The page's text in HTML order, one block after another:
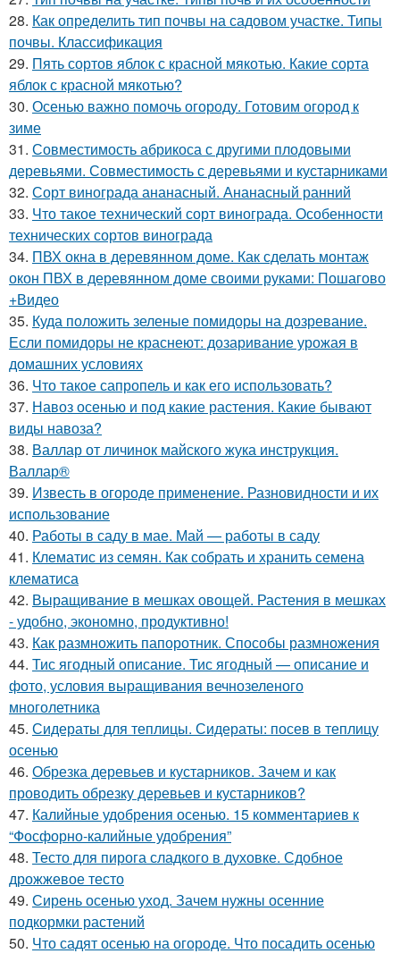
28. Как определить тип почвы на садовом участке. Типы
почвы. Классификация
29. Пять сортов яблок с красной мякотью. Какие сорта
яблок с красной мякотью?
30. Осенью важно помочь огороду. Готовим огород к
зиме
31. Совместимость абрикоса с другими плодовыми
деревьями. Совместимость с деревьями и кустарниками
32. Сорт винограда ананасный. Ананасный ранний
33. Что такое технический сорт винограда. Особенности
технических сортов винограда
34. ПВХ окна в деревянном доме. Как сделать монтаж
окон ПВХ в деревянном доме своими руками: Пошагово
+Видео
35. Куда положить зеленые помидоры на дозревание.
Если помидоры не краснеют: дозаривание урожая в
домашних условиях
36. Что такое сапропель и как его использовать?
37. Навоз осенью и под какие растения. Какие бывают
виды навоза?
38. Валлар от личинок майского жука инструкция.
Валлар®
39. Известь в огороде применение. Разновидности и их
использование
40. Работы в саду в мае. Май — работы в саду
41. Клематис из семян. Как собрать и хранить семена
клематиса
42. Выращивание в мешках овощей. Растения в мешках
- удобно, экономно, продуктивно!
43. Как размножить папоротник. Способы размножения
44. Тис ягодный описание. Тис ягодный — описание и
фото, условия выращивания вечнозеленого
многолетника
45. Сидераты для теплицы. Сидераты: посев в теплицу
осенью
46. Обрезка деревьев и кустарников. Зачем и как
проводить обрезку деревьев и кустарников?
47. Калийные удобрения осенью. 15 комментариев к
“Фосфорно-калийные удобрения”
48. Тесто для пирога сладкого в духовке. Сдобное
дрожжевое тесто
49. Сирень осенью уход. Зачем нужны осенние
подкормки растений
50. Что садят осенью на огороде. Что посадить осенью